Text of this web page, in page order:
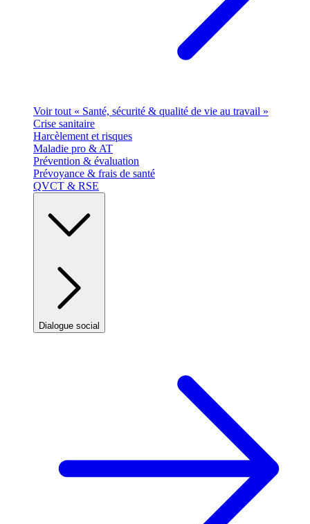
Voir tout « Santé, sécurité & qualité de vie au travail »
Crise sanitaire
Harcèlement et risques
Maladie pro & AT
Prévention & évaluation
Prévoyance & frais de santé
QVCT & RSE
Dialogue social